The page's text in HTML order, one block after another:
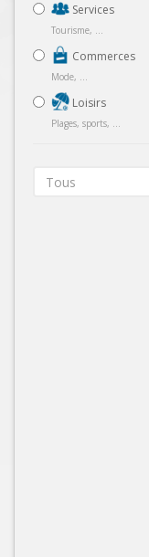
Services
Tourisme, ...
Commerces
Mode, ...
Loisirs
Plages, sports, ...
Tous